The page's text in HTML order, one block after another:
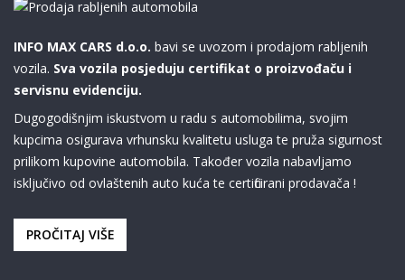
INFO MAX CARS d.o.o. bavi se uvozom i prodajom rabljenih
vozila. Sva vozila posjeduju certifikat o proizvođaču i
servisnu evidenciju.
Dugogodišnjim iskustvom u radu s automobilima, svojim
kupcima osigurava vrhunsku kvalitetu usluga te pruža sigurnost
prilikom kupovine automobila. Također vozila nabavljamo
isključivo od ovlaštenih auto kuća te certificirani prodavača !
PROČITAJ VIŠE